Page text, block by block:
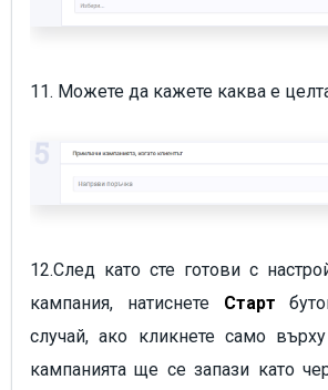
11. Можете да кажете каква е
12.След като сте готови с
кампания, натиснете Старт
случай, ако кликнете само
кампанията ще се запази като